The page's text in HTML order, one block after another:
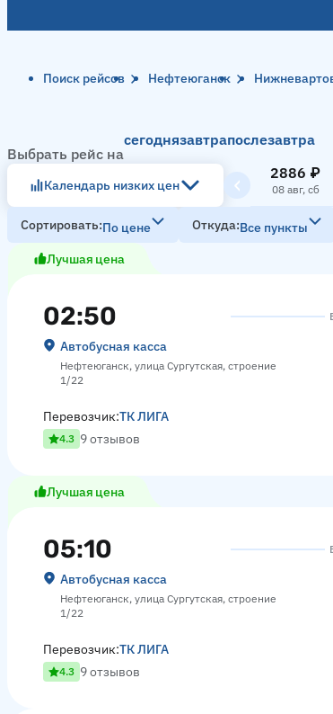
Поиск рейсов Нефтеюганск
Выбрать рейс на
сегоднязавтрапослезавтра
Календарь низких цен
2886 ₽
08 авг, сб
Сортировать По цене Откуда Все пункты
Лучшая цена
02:50
Автобусная касса
Нефтеюганск, улица Сургутская, строение
1/22
Перевозчик:ТК ЛИГА
4.3 9 отзывов
Лучшая цена
05:10
Автобусная касса
Нефтеюганск, улица Сургутская, строение
1/22
Перевозчик:ТК ЛИГА
4.3 9 отзывов